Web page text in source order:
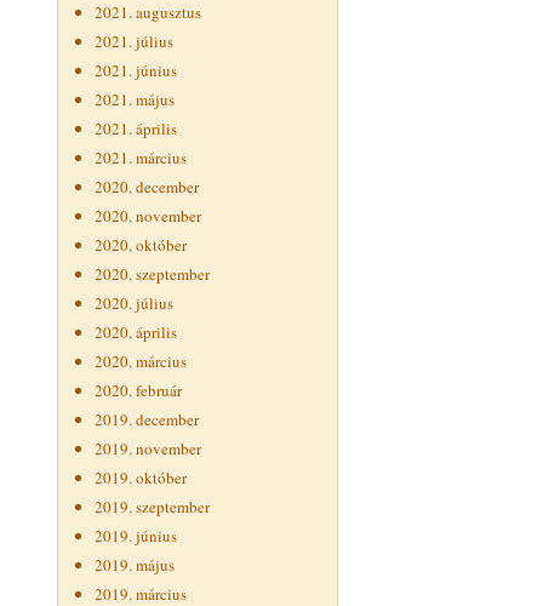
2021. augusztus
2021. július
2021. június
2021. május
2021. április
2021. március
2020. december
2020. november
2020. október
2020. szeptember
2020. július
2020. április
2020. március
2020. február
2019. december
2019. november
2019. október
2019. szeptember
2019. június
2019. május
2019. március